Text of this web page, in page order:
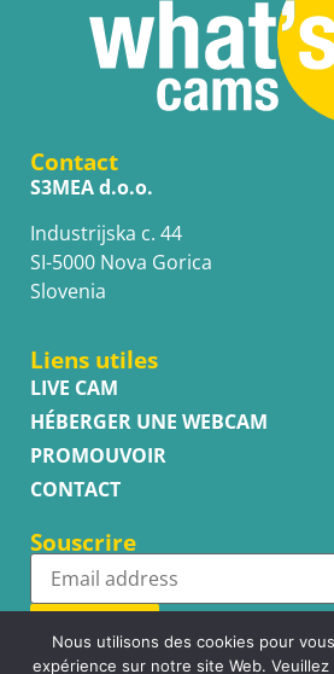
Contact
S3MEA d.o.o.
Industrijska c. 44
SI-5000 Nova Gorica
Slovenia
Liens utiles
LIVE CAM
HÉBERGER UNE WEBCAM
PROMOUVOIR
CONTACT
Souscrire
Subscribe
Nous utilisons des cookies pour
expérience sur notre site Web.